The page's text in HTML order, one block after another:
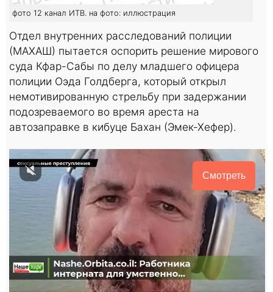
фото 12 канал ИТВ. на фото: иллюстрация
Отдел внутренних расследований полиции
(МАХАШ) пытается оспорить решение мирового
суда Кфар-Сабы по делу младшего офицера
полиции Оэда Голдберга, который открыл
немотивированную стрельбу при задержании
подозреваемого во время ареста на
автозаправке в кибуце Бахан (Эмек-Хефер).
Смотреть